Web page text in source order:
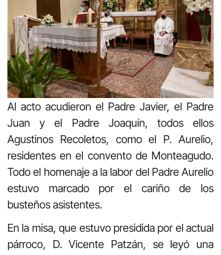
Al acto acudieron el Padre Javier, el Padre
Juan y el Padre Joaquín, todos ellos
Agustinos Recoletos, como el P. Aurelio,
residentes en el convento de Monteagudo.
Todo el homenaje a la labor del Padre Aurelio
estuvo marcado por el cariño de los
busteños asistentes.
En la misa, que estuvo presidida por el actual
párroco, D. Vicente Patzán, se leyó una